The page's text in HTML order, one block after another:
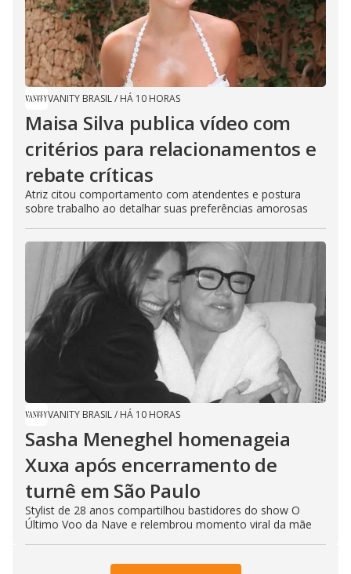
VANITY BRASIL/ HÁ 10 HORAS
Maisa Silva publica vídeo com
critérios para relacionamentos e
rebate críticas
Atriz citou comportamento com atendentes e postura
sobre trabalho ao detalhar suas preferências amorosas
VANITY BRASIL/ HÁ 10 HORAS
Sasha Meneghel homenageia
Xuxa após encerramento de
turnê em São Paulo
Stylist de 28 anos compartilhou bastidores do show O
Último Voo da Nave e relembrou momento viral da mãe